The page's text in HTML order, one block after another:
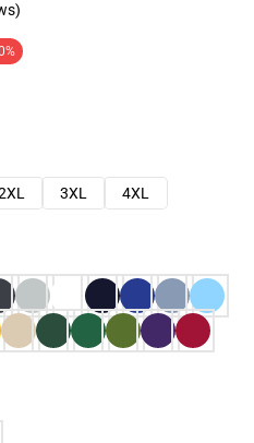
3XL
4XL